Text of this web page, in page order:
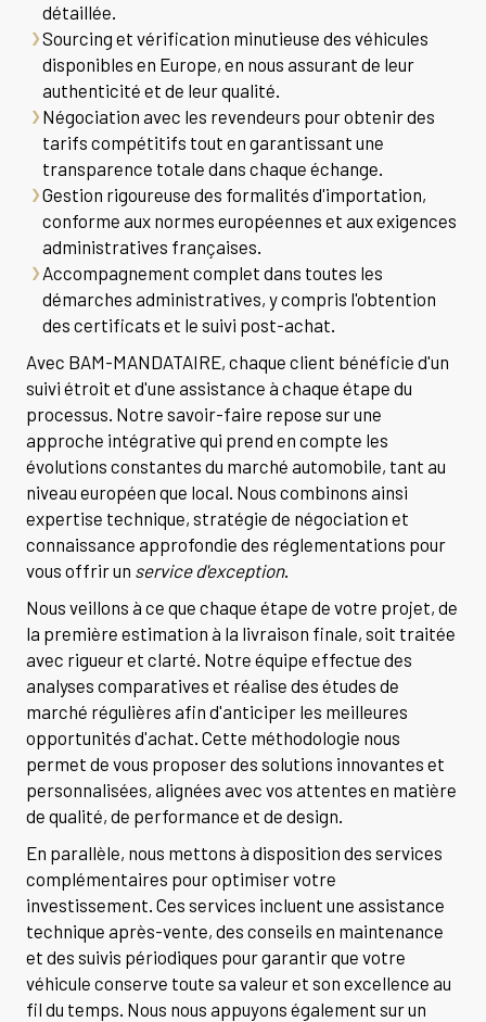
détaillée.
Sourcing et vérification minutieuse des véhicules
disponibles en Europe, en nous assurant de leur
authenticité et de leur qualité.
Négociation avec les revendeurs pour obtenir des
tarifs compétitifs tout en garantissant une
transparence totale dans chaque échange.
Gestion rigoureuse des formalités d'importation,
conforme aux normes européennes et aux exigences
administratives françaises.
Accompagnement complet dans toutes les
démarches administratives, y compris l'obtention
des certificats et le suivi post-achat.
Avec BAM-MANDATAIRE, chaque client bénéficie d'un
suivi étroit et d'une assistance à chaque étape du
processus. Notre savoir-faire repose sur une
approche intégrative qui prend en compte les
évolutions constantes du marché automobile, tant au
niveau européen que local. Nous combinons ainsi
expertise technique, stratégie de négociation et
connaissance approfondie des réglementations pour
vous offrir un service d'exception.
Nous veillons à ce que chaque étape de votre projet, de
la première estimation à la livraison finale, soit traitée
avec rigueur et clarté. Notre équipe effectue des
analyses comparatives et réalise des études de
marché régulières afin d'anticiper les meilleures
opportunités d'achat. Cette méthodologie nous
permet de vous proposer des solutions innovantes et
personnalisées, alignées avec vos attentes en matière
de qualité, de performance et de design.
En parallèle, nous mettons à disposition des services
complémentaires pour optimiser votre
investissement. Ces services incluent une assistance
technique après-vente, des conseils en maintenance
et des suivis périodiques pour garantir que votre
véhicule conserve toute sa valeur et son excellence au
fil du temps. Nous nous appuyons également sur un